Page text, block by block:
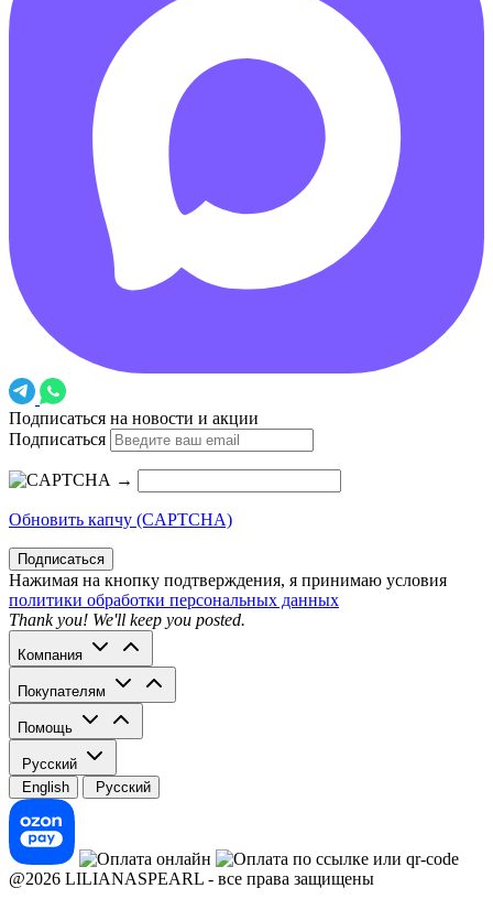
Подписаться на новости и акции
Подписаться
→
Обновить капчу (CAPTCHA)
Подписаться
Нажимая на кнопку подтверждения, я принимаю условия
политики обработки персональных данных
Thank you! We'll keep you posted.
Компания
Покупателям
Помощь
Русский
English
Русский
@2026 LILIANASPEARL - все права защищены